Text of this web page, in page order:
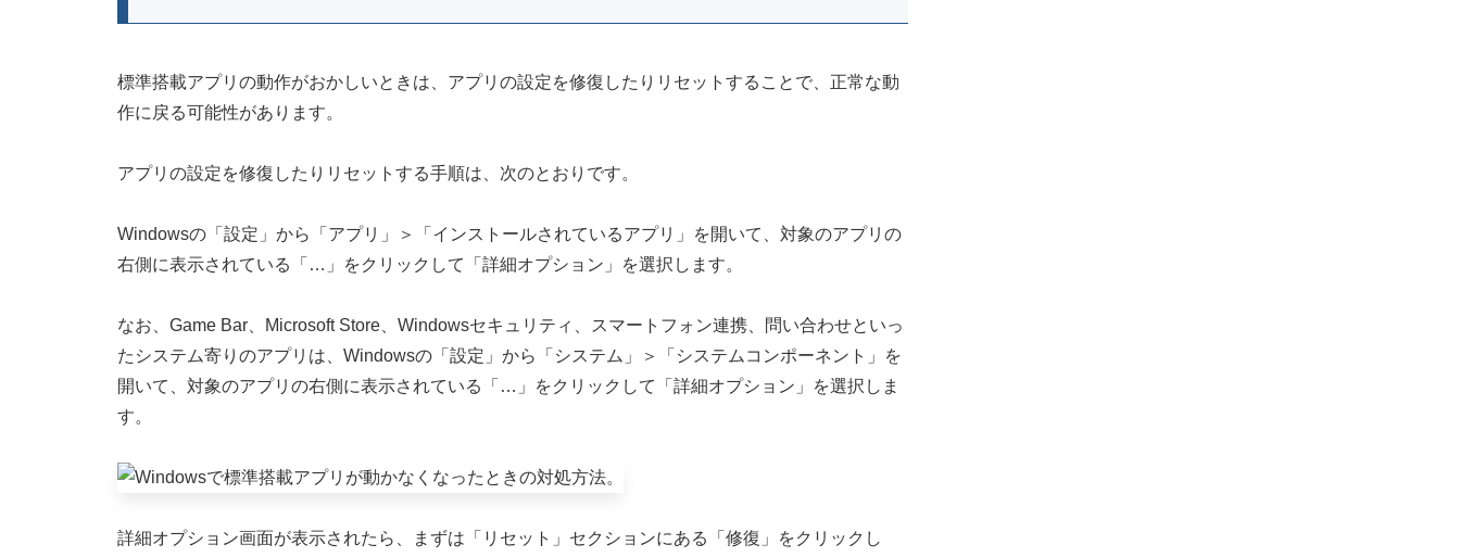
標準搭載アプリの動作がおかしいときは、アプリの設定を修復したりリセットすることで、正常な動
作に戻る可能性があります。
アプリの設定を修復したりリセットする手順は、次のとおりです。
Windowsの「設定」から「アプリ」＞「インストールされているアプリ」を開いて、対象のアプリの
右側に表示されている「…」をクリックして「詳細オプション」を選択します。
なお、Game Bar、Microsoft Store、Windowsセキュリティ、スマートフォン連携、問い合わせといっ
たシステム寄りのアプリは、Windowsの「設定」から「システム」＞「システムコンポーネント」を
開いて、対象のアプリの右側に表示されている「…」をクリックして「詳細オプション」を選択しま
す。
詳細オプション画面が表示されたら、まずは「リセット」セクションにある「修復」をクリックし